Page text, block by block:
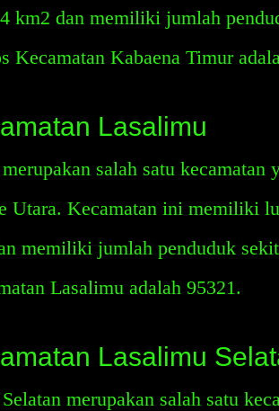
km2 dan memiliki jumlah
Kecamatan Kabaena Timur
Lasalimu
salah satu kecamatan
Utara. Kecamatan ini memiliki
memiliki jumlah penduduk
Lasalimu adalah 95321.
Lasalimu
merupakan salah satu